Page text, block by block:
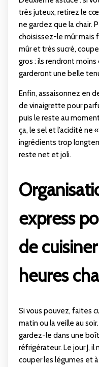
très juteux, retirez le
ne gardez que la chair.
choisissez-le mûr mais
mûr et très sucré,
gros : ils rendront
garderont une belle
Enfin, assaisonnez en
de vinaigrette pour
puis le reste au
ça, le sel et l’acidité ne
ingrédients trop
reste net et joli.
express
de
heures
Si vous pouvez, faites
matin ou la veille au
gardez-le dans une
réfrigérateur. Le jour J, il
couper les légumes et à